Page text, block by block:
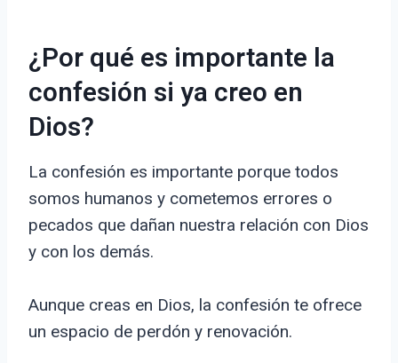
¿Por qué es importante la
confesión si ya creo en
Dios?
La confesión es importante porque todos
somos humanos y cometemos errores o
pecados que dañan nuestra relación con Dios
y con los demás.
Aunque creas en Dios, la confesión te ofrece
un espacio de perdón y renovación.